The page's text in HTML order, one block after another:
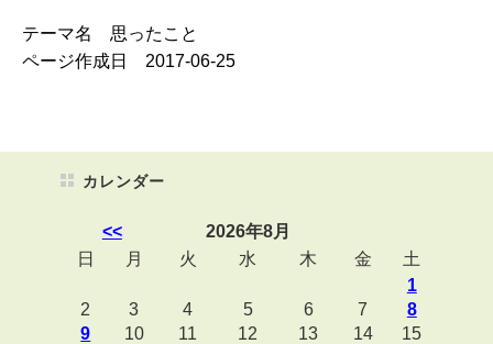
テーマ名 思ったこと
ページ作成日 2017-06-25
カレンダー
<<
2026年8月
日
月 火 水 木 金
土
1
2
3 4 5 6 7
8
9
10 11 12 13 14
15